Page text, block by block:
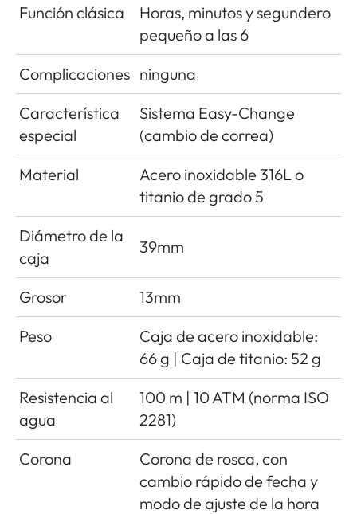
Función clásica
Horas, minutos y segundero
pequeño a las 6
Complicaciones ninguna
Característica
especial
Sistema Easy-Change
(cambio de correa)
Material
Acero inoxidable 316L o
titanio de grado 5
Diámetro de la
caja
39mm
Grosor
13mm
Peso
Caja de acero inoxidable:
66 g | Caja de titanio: 52 g
Resistencia al
agua
100 m | 10 ATM (norma ISO
2281)
Corona
Corona de rosca, con
cambio rápido de fecha y
modo de ajuste de la hora